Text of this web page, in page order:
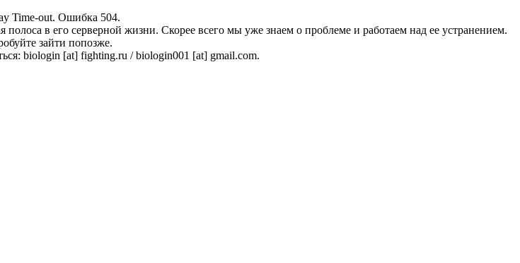
Time-out. Ошибка 504.
в его серверной жизни. Скорее всего мы уже знаем о проблеме и работаем над ее устранением.
зайти попозже.
biologin [at] fighting.ru / biologin001 [at] gmail.com.